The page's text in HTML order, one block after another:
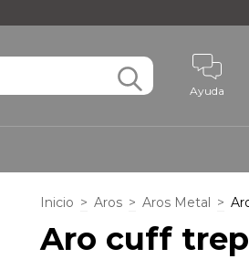
Ayuda
Inicio > Aros > Aros Metal >
Aro cuff